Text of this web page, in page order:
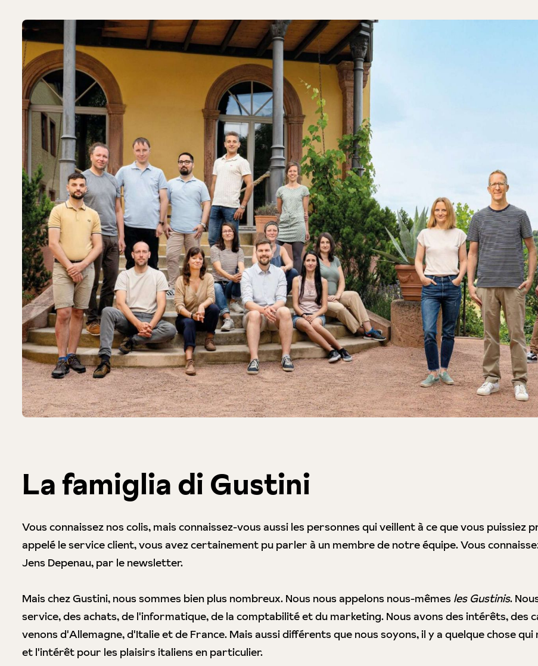
La famiglia di Gustini
Vous connaissez nos colis, mais connaissez-vous aussi les personnes qui veillent à ce que vous puissiez
appelé le service client, vous avez certainement pu parler à un membre de notre équipe. Vous
Jens Depenau, par le newsletter.
Mais chez Gustini, nous sommes bien plus nombreux. Nous nous appelons nous-mêmes les Gustinis.
service, des achats, de l'informatique, de la comptabilité et du marketing. Nous avons des intérêts, des
venons d'Allemagne, d'Italie et de France. Mais aussi différents que nous soyons, il y a quelque chose
et l'intérêt pour les plaisirs italiens en particulier.